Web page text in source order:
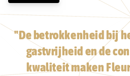
"De betrokkenheid bij
gastvrijheid en de
kwaliteit maken